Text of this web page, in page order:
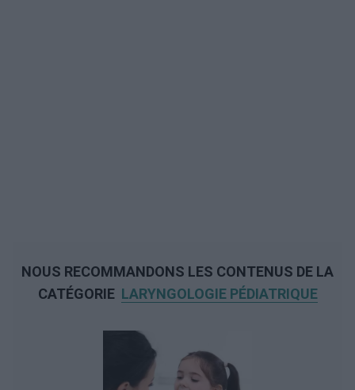
NOUS RECOMMANDONS LES CONTENUS DE LA
CATÉGORIE LARYNGOLOGIE PÉDIATRIQUE